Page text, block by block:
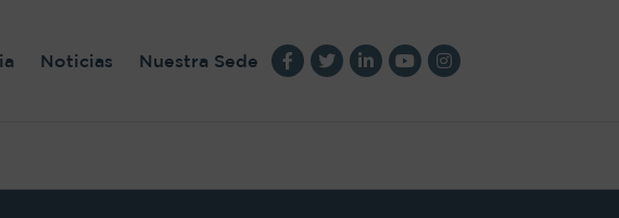
Noticias Nuestra Sede